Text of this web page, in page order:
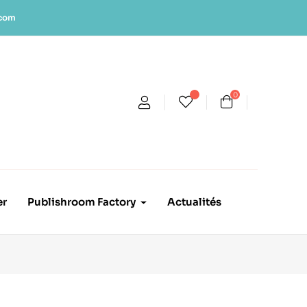
0
Publishroom Factory Actualités